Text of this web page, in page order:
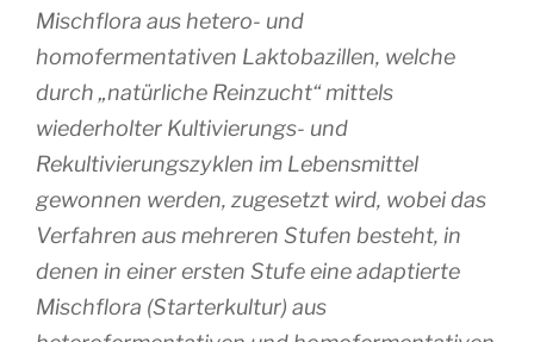
Mischflora aus hetero- und
homofermentativen Laktobazillen, welche
durch „natürliche Reinzucht“ mittels
wiederholter Kultivierungs- und
Rekultivierungszyklen im Lebensmittel
gewonnen werden, zugesetzt wird, wobei das
Verfahren aus mehreren Stufen besteht, in
denen in einer ersten Stufe eine adaptierte
Mischflora (Starterkultur) aus